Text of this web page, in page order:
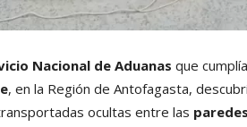
Nacional de Aduanas que
, en la Región de Antofagasta,
ocultas entre las